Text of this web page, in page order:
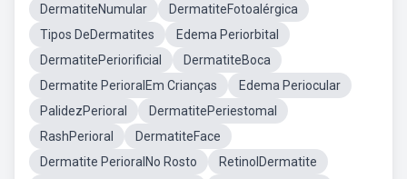
DermatiteNumular
DermatiteFotoalérgica
Tipos DeDermatites
Edema Periorbital
DermatitePeriorificial
DermatiteBoca
Dermatite PerioralEm Crianças
Edema Periocular
PalidezPerioral
DermatitePeriestomal
RashPerioral
DermatiteFace
Dermatite PerioralNo Rosto
RetinolDermatite